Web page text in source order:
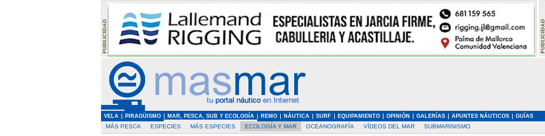
VELA PIRAGÜISMO MAR, PESCA, SUB Y ECOLOGÍA REMO NÁUTICA SURF EQUIPAMIENTO OPINIÓN GALERÍAS APUNTES NÁUTICOS GUÍAS
MÁS PESCA ESPECIES MÁS ESPECIES ECOLOGÍA Y MAR OCEANOGRAFÍA VÍDEOS DEL MAR SUBMARINISMO